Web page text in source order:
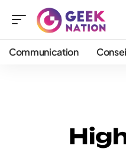
Communication